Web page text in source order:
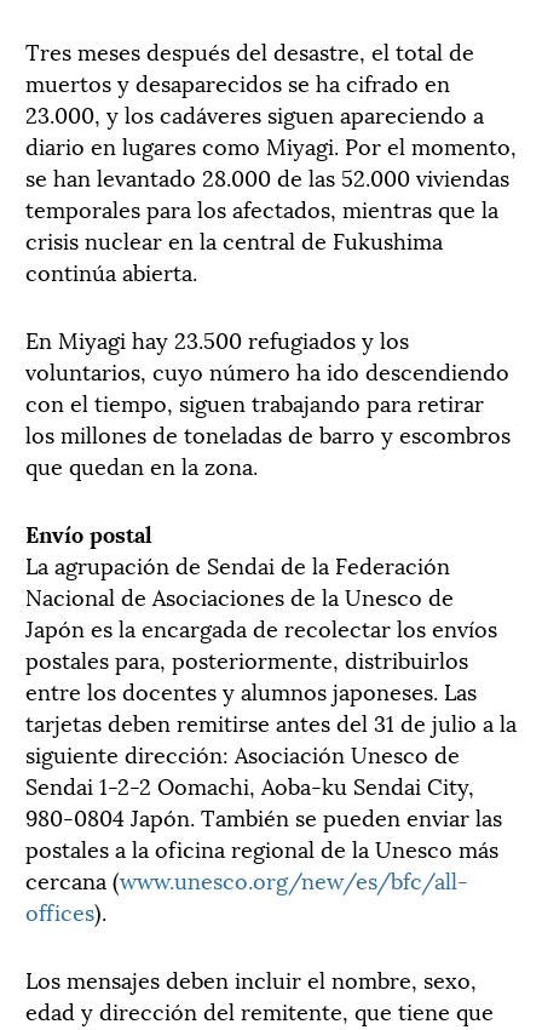
Tres meses después del desastre, el total de
muertos y desaparecidos se ha cifrado en
23.000, y los cadáveres siguen apareciendo a
diario en lugares como Miyagi. Por el momento,
se han levantado 28.000 de las 52.000 viviendas
temporales para los afectados, mientras que la
crisis nuclear en la central de Fukushima
continúa abierta.
En Miyagi hay 23.500 refugiados y los
voluntarios, cuyo número ha ido descendiendo
con el tiempo, siguen trabajando para retirar
los millones de toneladas de barro y escombros
que quedan en la zona.
Envío postal
La agrupación de Sendai de la Federación
Nacional de Asociaciones de la Unesco de
Japón es la encargada de recolectar los envíos
postales para, posteriormente, distribuirlos
entre los docentes y alumnos japoneses. Las
tarjetas deben remitirse antes del 31 de julio a la
siguiente dirección: Asociación Unesco de
Sendai 1-2-2 Oomachi, Aoba-ku Sendai City,
980-0804 Japón. También se pueden enviar las
postales a la oficina regional de la Unesco más
cercana (www.unesco.org/new/es/bfc/all-
offices).
Los mensajes deben incluir el nombre, sexo,
edad y dirección del remitente, que tiene que